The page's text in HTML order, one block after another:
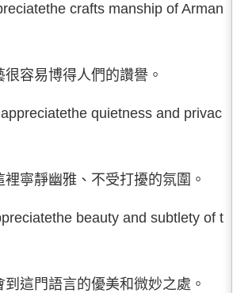
crafts manship of Arman
容易博得人們的讚譽。
quietness and privac
裡寧靜幽雅、不受打擾的氛圍。
beauty and subtlety of t
到這門語言的優美和微妙之處。